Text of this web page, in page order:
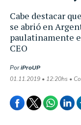
Cabe destacar
se abrió en
paulatinamente
CEO
PoriProUP
01.11.2019 • 12:20hs •